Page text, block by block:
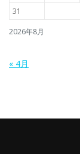
2026年8月
31
« 4月